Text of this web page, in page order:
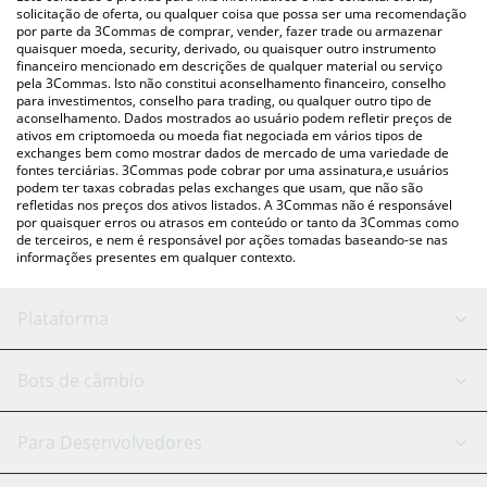
moedas fiat e criptográficas.
solicitação de oferta, ou qualquer coisa que possa ser uma recomendação
por parte da 3Commas de comprar, vender, fazer trade ou armazenar
quaisquer moeda, security, derivado, ou quaisquer outro instrumento
financeiro mencionado em descrições de qualquer material ou serviço
pela 3Commas. Isto não constitui aconselhamento financeiro, conselho
para investimentos, conselho para trading, ou qualquer outro tipo de
aconselhamento. Dados mostrados ao usuário podem refletir preços de
ativos em criptomoeda ou moeda fiat negociada em vários tipos de
exchanges bem como mostrar dados de mercado de uma variedade de
fontes terciárias. 3Commas pode cobrar por uma assinatura,e usuários
podem ter taxas cobradas pelas exchanges que usam, que não são
refletidas nos preços dos ativos listados. A 3Commas não é responsável
por quaisquer erros ou atrasos em conteúdo or tanto da 3Commas como
de terceiros, e nem é responsável por ações tomadas baseando-se nas
informações presentes em qualquer contexto.
Plataforma
Bot GRID
Signal Bot
Assistente de IA
Bots de câmbio
Binance
Para Desenvolvedores